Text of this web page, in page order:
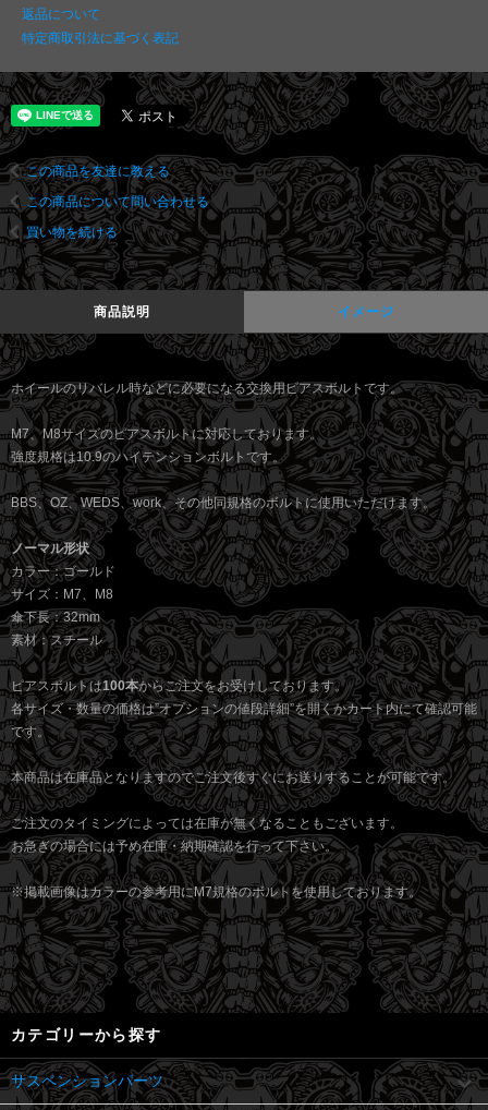
返品について
特定商取引法に基づく表記
この商品を友達に教える
この商品について問い合わせる
買い物を続ける
商品説明 イメージ
ホイールのリバレル時などに必要になる交換用ピアスボルトです。
M7、M8サイズのピアスボルトに対応しております。
強度規格は10.9のハイテンションボルトです。
BBS、OZ、WEDS、work、その他同規格のボルトに使用いただけます。
ノーマル形状
カラー：ゴールド
サイズ：M7、M8
傘下長：32mm
素材：スチール
ピアスボルトは100本からご注文をお受けしております。
各サイズ・数量の価格は”オプションの値段詳細”を開くかカート内にて確認可能
です。
本商品は在庫品となりますのでご注文後すぐにお送りすることが可能です。
ご注文のタイミングによっては在庫が無くなることもございます。
お急ぎの場合には予め在庫・納期確認を行って下さい。
※掲載画像はカラーの参考用にM7規格のボルトを使用しております。
カテゴリーから探す
サスペンションパーツ